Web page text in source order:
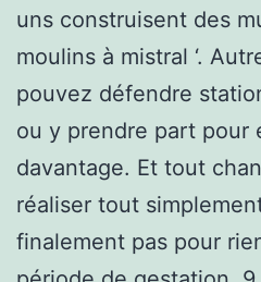
uns construisent des
moulins à mistral ‘.
pouvez défendre
ou y prendre part pour
davantage. Et tout
réaliser tout
finalement pas pour